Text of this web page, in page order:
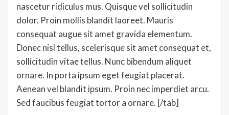
nascetur ridiculus mus. Quisque vel sollicitudin
dolor. Proin mollis blandit laoreet. Mauris
consequat augue sit amet gravida elementum.
Donec nisl tellus, scelerisque sit amet consequat et,
sollicitudin vitae tellus. Nunc bibendum aliquet
ornare. In porta ipsum eget feugiat placerat.
Aenean vel blandit ipsum. Proin nec imperdiet arcu.
Sed faucibus feugiat tortor a ornare. [/tab]